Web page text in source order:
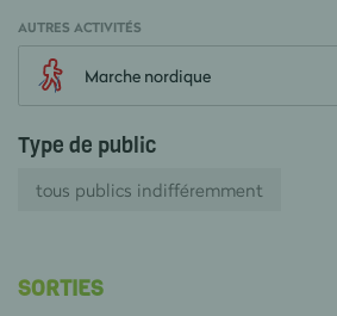
AUTRES ACTIVITÉS
Marche nordique
Type de public
tous publics indifféremment
SORTIES